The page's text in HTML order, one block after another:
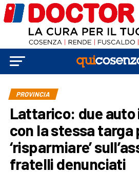
PROVINCIA
Lattarico: due auto
con la stessa targa
‘risparmiare’
fratelli denunciati